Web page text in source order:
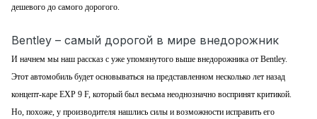
дешевого до самого дорогого.
Bentley – самый дорогой в мире внедорожник
И начнем мы наш рассказ с уже упомянутого выше внедорожника от Bentley.
Этот автомобиль будет основываться на представленном несколько лет назад
концепт-каре EXP 9 F, который был весьма неоднозначно воспринят критикой.
Но, похоже, у производителя нашлись силы и возможности исправить его